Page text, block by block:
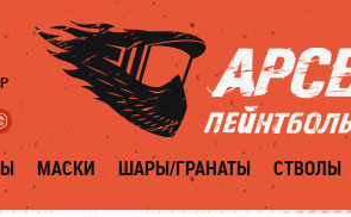
МАСКИ ШАРЫ/ГРАНАТЫ СТВОЛЫ